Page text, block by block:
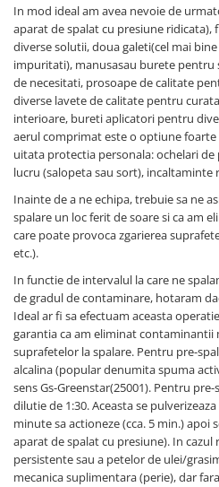
Jante
Vopsea
Plastic si Cauciuc Exterior
Geamuri
Soft-Top
Folie PPF si PVC
Accesorii intretinere si protectie
DETAILING RAPID EXTERIOR
Solutii detailing rapid
Accesorii detailing rapid
ACCESORII EXTERIOR
CONSUMABILE AUTO
ACCESORII INTERIOR
In mod ideal am avea nevoie de
aparat de spalat cu presiune
diverse solutii, doua galeti(cel mai
impuritati), manusasau burete pentru
de necesitati, prosoape de calitate
diverse lavete de calitate pentru
interioare, bureti aplicatori pentru
aerul comprimat este o optiune
uitata protectia personala: ochelari
lucru (salopeta sau sort), incaltaminte
Inainte de a ne echipa, trebuie sa ne
spalare un loc ferit de soare si ca am
care poate provoca zgarierea
etc.).
In functie de intervalul la care ne
de gradul de contaminare, hotaram
Ideal ar fi sa efectuam aceasta
garantia ca am eliminat contaminantii
suprafetelor la spalare. Pentru pre-
alcalina (popular denumita spuma
sens Gs-Greenstar(25001). Pentru
dilutie de 1:30. Aceasta se
minute sa actioneze (cca. 5 min.) apoi
aparat de spalat cu presiune). In
persistente sau a petelor de ulei/
mecanica suplimentara (perie), dar